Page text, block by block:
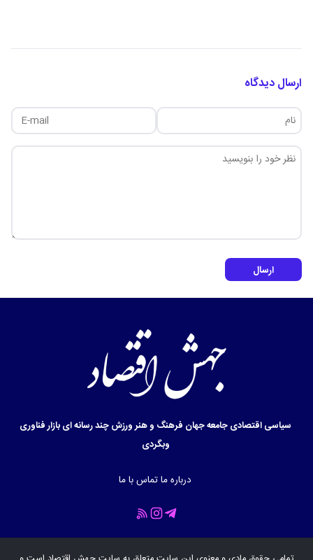
ارسال دیدگاه
ارسال
سیاسیاقتصادیجامعهجهان فرهنگ و هنرورزشچند رسانه ایبازارفناوری
وبگردی
درباره ماتماس با ما